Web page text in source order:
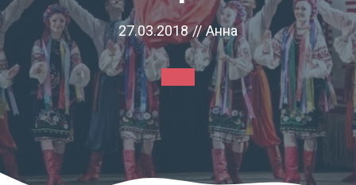
27.03.2018 // Анна